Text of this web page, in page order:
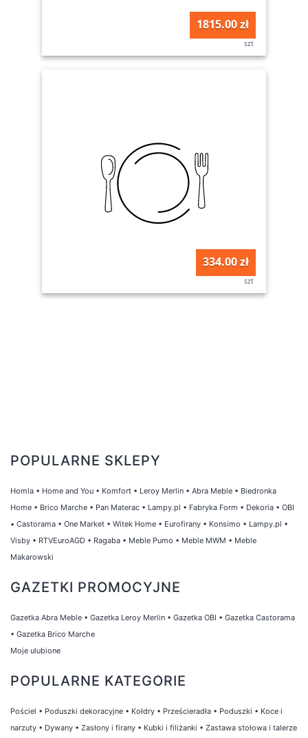
1815.00 zł
szt
334.00 zł
szt
POPULARNE SKLEPY
Homla • Home and You • Komfort • Leroy Merlin • Abra Meble • Biedronka
Home • Brico Marche • Pan Materac • Lampy.pl • Fabryka Form • Dekoria • OBI
• Castorama • One Market • Witek Home • Eurofirany • Konsimo • Lampy.pl •
Visby • RTVEuroAGD • Ragaba • Meble Pumo • Meble MWM • Meble
Makarowski
GAZETKI PROMOCYJNE
Gazetka Abra Meble • Gazetka Leroy Merlin • Gazetka OBI • Gazetka Castorama
• Gazetka Brico Marche
Moje ulubione
POPULARNE KATEGORIE
Pościel • Poduszki dekoracyjne • Kołdry • Prześcieradła • Poduszki • Koce i
narzuty • Dywany • Zasłony i firany • Kubki i filiżanki • Zastawa stołowa i talerze